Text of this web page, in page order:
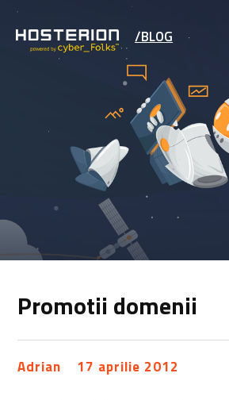
/BLOG
Promotii domenii
Adrian 17 aprilie 2012